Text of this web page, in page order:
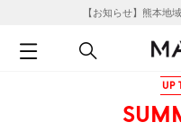
【お知らせ】熊本地
UP